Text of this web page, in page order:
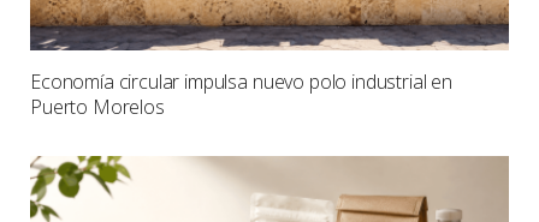
Economía circular impulsa nuevo polo industrial en
Puerto Morelos